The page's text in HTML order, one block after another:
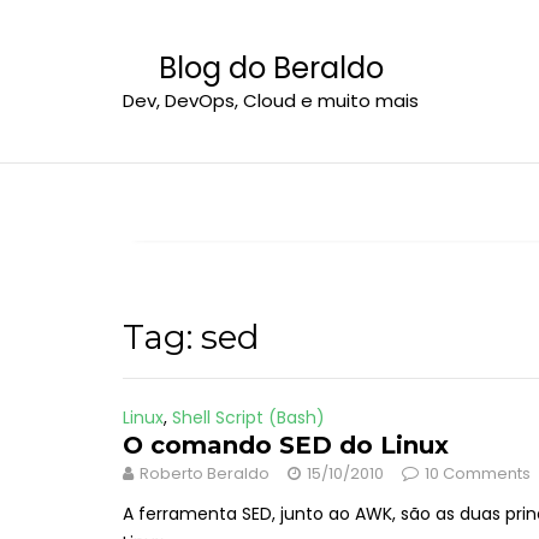
o
Blog do Beraldo
Dev, DevOps, Cloud e muito mais
Tag: sed
Linux, Shell Script (Bash)
O comando SED do Linux
Roberto Beraldo 15/10/2010 10 Comments
A ferramenta SED, junto ao AWK, são as duas